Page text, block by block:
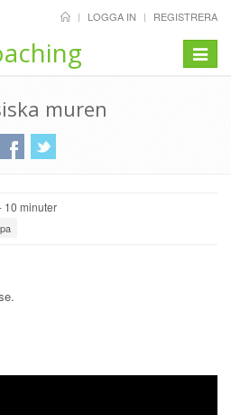
LOGGA IN REGISTRERA
Toggle
muren
10 minuter